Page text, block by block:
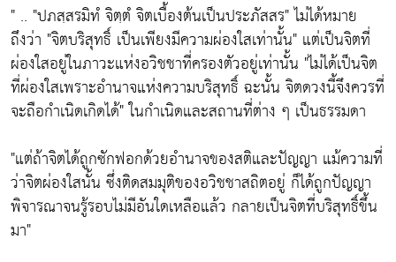
" .. "ปภสฺสรมิทํ จิตฺตํ จิตเบื้องต้นเป็นประภัสสร"ไม่ได้หมาย
ถึงว่า "จิตบริสุทธิ์ เป็นเพียงมีความผ่องใสเท่านั้น" แต่เป็นจิตที่
ผ่องใสอยู่ในภาวะแห่งอวิชชาที่ครองตัวอยู่เท่านั้น "ไม่ได้เป็นจิต
ที่ผ่องใสเพราะอำนาจแห่งความบริสุทธิ์ ฉะนั้น จิตดวงนี้จึงควรที่
จะถือกำเนิดเกิดได้"ในกำเนิดและสถานที่ต่าง ๆ เป็นธรรมดา
"แต่ถ้าจิตได้ถูกซักฟอกด้วยอำนาจของสติและปัญญา แม้ความที่
ว่าจิตผ่องใสนั้น ซึ่งติดสมมุติของอวิชชาสถิตอยู่ ก็ได้ถูกปัญญา
พิจารณาจนรู้รอบไม่มีอันใดเหลือแล้ว กลายเป็นจิตที่บริสุทธิ์ขึ้น
มา"